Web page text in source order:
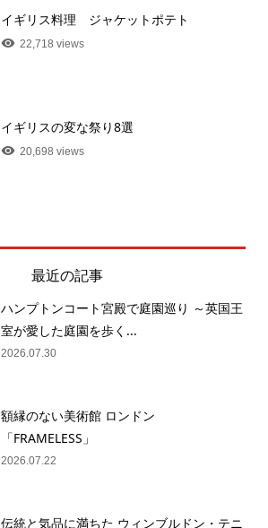
イギリス料理 ジャケットポテト
22,718 views
イギリスの変な祭り8選
20,698 views
最近の記事
ハンプトンコート宮殿で庭園巡り ～英国王
室が愛した庭園を歩く...
2026.07.30
額縁のない美術館 ロンドン
「FRAMELESS」
2026.07.22
伝統と気品に満ちた ウィンブルドン・テニ